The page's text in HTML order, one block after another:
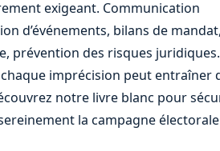
exigeant. Communication
d’événements, bilans de mandat,
prévention des risques
imprécision peut entraîner
notre livre blanc pour
la campagne